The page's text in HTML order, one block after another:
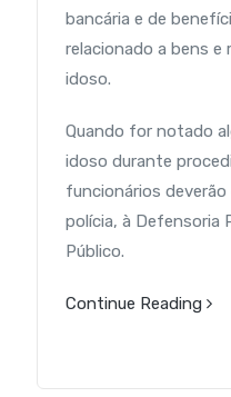
bancária e de
relacionado a bens e
idoso.
Quando for notado
idoso durante
funcionários
polícia, à Defensoria
Público.
Continue Reading